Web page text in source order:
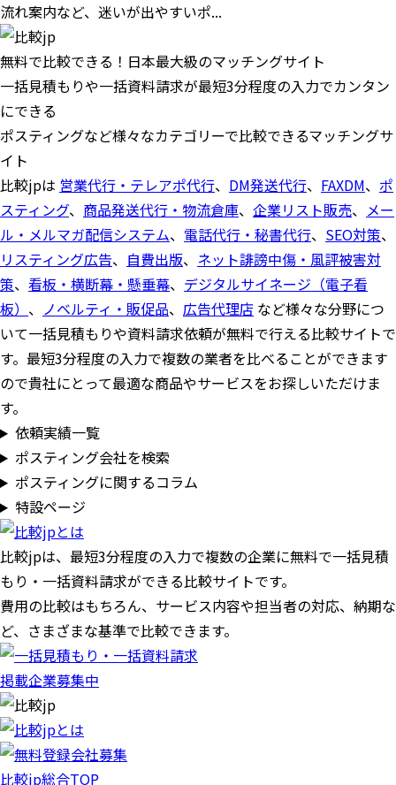
流れ案内など、迷いが出やすいポ...
無料で比較できる！日本最大級のマッチングサイト
一括見積もりや一括資料請求が最短3分程度の入力でカンタン
にできる
ポスティングなど様々なカテゴリーで比較できるマッチングサ
イト
比較jpは 営業代行・テレアポ代行、 DM発送代行、 FAXDM、 ポ
スティング、 商品発送代行・物流倉庫、 企業リスト販売、 メー
ル・メルマガ配信システム、 電話代行・秘書代行、 SEO対策、
リスティング広告、 自費出版、 ネット誹謗中傷・風評被害対
策、 看板・横断幕・懸垂幕、 デジタルサイネージ（電子看
板） 、 ノベルティ・販促品、 広告代理店 など様々な分野につ
いて一括見積もりや資料請求依頼が無料で行える比較サイトで
す。最短3分程度の入力で複数の業者を比べることができます
ので貴社にとって最適な商品やサービスをお探しいただけま
す。
依頼実績一覧
ポスティング会社を検索
ポスティングに関するコラム
特設ページ
比較jpは、 最短3分程度の入力で複数の企業に無料で一括見積
もり・一括資料請求ができる比較サイトです。
費用の比較はもちろん、サービス内容や担当者の対応、納期な
ど、さまざまな基準で比較できます。
掲載企業募集中
比較jp総合TOP